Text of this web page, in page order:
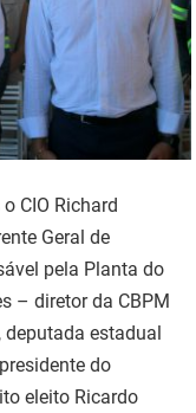
CIO Richard
Geral de
pela Planta do
– diretor da CBPM
deputada estadual
do
eleito Ricardo